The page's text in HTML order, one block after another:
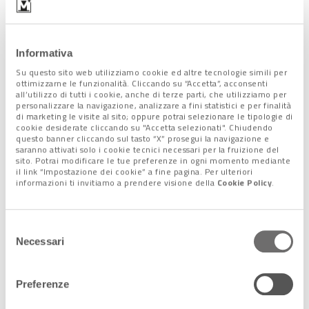
Informativa
Su questo sito web utilizziamo cookie ed altre tecnologie simili per
ottimizzarne le funzionalità. Cliccando su “Accetta”, acconsenti
all’utilizzo di tutti i cookie, anche di terze parti, che utilizziamo per
personalizzare la navigazione, analizzare a fini statistici e per finalità
di marketing le visite al sito; oppure potrai selezionare le tipologie di
cookie desiderate cliccando su "Accetta selezionati". Chiudendo
questo banner cliccando sul tasto “X” prosegui la navigazione e
saranno attivati solo i cookie tecnici necessari per la fruizione del
sito. Potrai modificare le tue preferenze in ogni momento mediante
il link “Impostazione dei cookie” a fine pagina. Per ulteriori
informazioni ti invitiamo a prendere visione della Cookie Policy.
delNecessari
Preferenze
cura di altre famiglie
purtroppo sempre più diffusa, ma spesso anche
Percorsi trasparenti e certificati